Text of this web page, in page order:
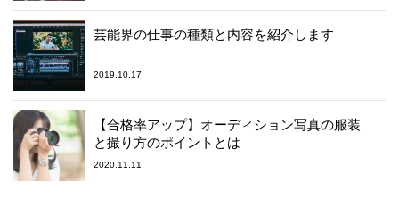
芸能界の仕事の種類と内容を紹介します
2019.10.17
【合格率アップ】オーディション写真の服装
と撮り方のポイントとは
2020.11.11